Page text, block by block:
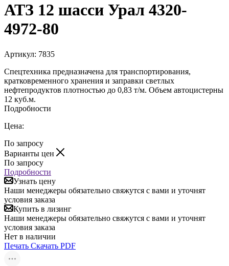
АТЗ 12 шасси Урал 4320-
4972-80
Артикул: 7835
Спецтехника предназначена для транспортирования,
кратковременного хранения и заправки светлых
нефтепродуктов плотностью до 0,83 т/м. Объем автоцистерны
12 куб.м.
Подробности
Цена:
По запросу
Варианты цен
По запросу
Подробности
Узнать цену
Наши менеджеры обязательно свяжутся с вами и уточнят
условия заказа
Купить в лизинг
Наши менеджеры обязательно свяжутся с вами и уточнят
условия заказа
Нет в наличии
Печать Скачать PDF